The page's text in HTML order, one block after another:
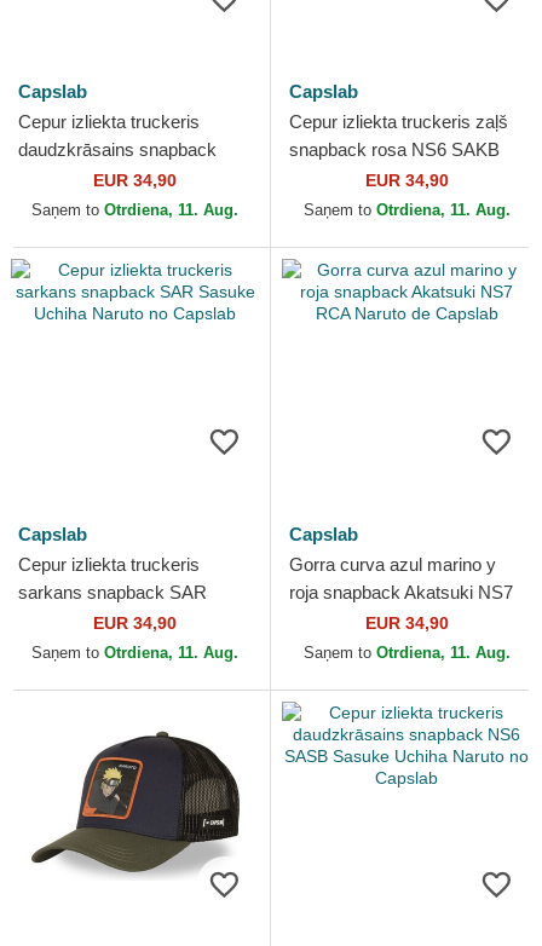
Capslab
Cepur izliekta truckeris
daudzkrāsains snapback
NS6 OIRB Sexy jutsu Naruto
no Capslab
EUR 34,90
Saņem to Otrdiena, 11. Aug.
Capslab
Cepur izliekta truckeris zaļš
snapback rosa NS6 SAKB
Sakura Haruno Naruto no
Capslab
EUR 34,90
Saņem to Otrdiena, 11. Aug.
Capslab
Cepur izliekta truckeris
sarkans snapback SAR
Sasuke Uchiha Naruto no
Capslab
EUR 34,90
Saņem to Otrdiena, 11. Aug.
Capslab
Gorra curva azul marino y
roja snapback Akatsuki NS7
RCA Naruto de Capslab
EUR 34,90
Saņem to Otrdiena, 11. Aug.